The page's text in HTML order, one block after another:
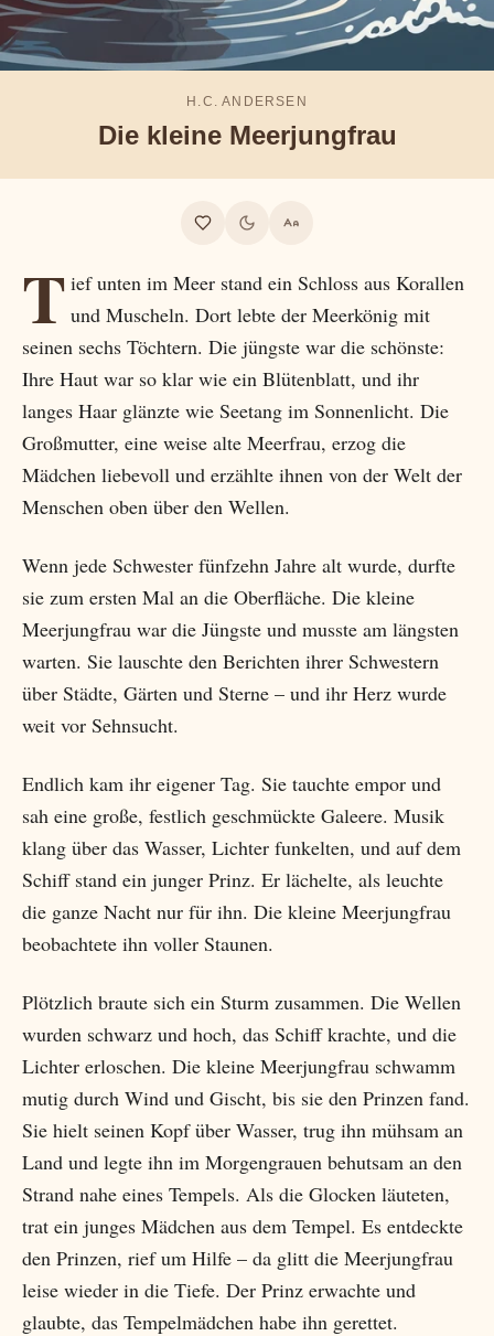
H.C. ANDERSEN
Die kleine Meerjungfrau
T ief unten im Meer stand ein Schloss aus Korallen
und Muscheln. Dort lebte der Meerkönig mit
seinen sechs Töchtern. Die jüngste war die schönste:
Ihre Haut war so klar wie ein Blütenblatt, und ihr
langes Haar glänzte wie Seetang im Sonnenlicht. Die
Großmutter, eine weise alte Meerfrau, erzog die
Mädchen liebevoll und erzählte ihnen von der Welt der
Menschen oben über den Wellen.
Wenn jede Schwester fünfzehn Jahre alt wurde, durfte
sie zum ersten Mal an die Oberfläche. Die kleine
Meerjungfrau war die Jüngste und musste am längsten
warten. Sie lauschte den Berichten ihrer Schwestern
über Städte, Gärten und Sterne – und ihr Herz wurde
weit vor Sehnsucht.
Endlich kam ihr eigener Tag. Sie tauchte empor und
sah eine große, festlich geschmückte Galeere. Musik
klang über das Wasser, Lichter funkelten, und auf dem
Schiff stand ein junger Prinz. Er lächelte, als leuchte
die ganze Nacht nur für ihn. Die kleine Meerjungfrau
beobachtete ihn voller Staunen.
Plötzlich braute sich ein Sturm zusammen. Die Wellen
wurden schwarz und hoch, das Schiff krachte, und die
Lichter erloschen. Die kleine Meerjungfrau schwamm
mutig durch Wind und Gischt, bis sie den Prinzen fand.
Sie hielt seinen Kopf über Wasser, trug ihn mühsam an
Land und legte ihn im Morgengrauen behutsam an den
Strand nahe eines Tempels. Als die Glocken läuteten,
trat ein junges Mädchen aus dem Tempel. Es entdeckte
den Prinzen, rief um Hilfe – da glitt die Meerjungfrau
leise wieder in die Tiefe. Der Prinz erwachte und
glaubte, das Tempelmädchen habe ihn gerettet.